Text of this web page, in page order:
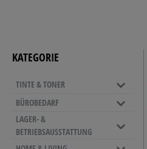
KATEGORIE
TINTE & TONER
BÜROBEDARF
ORDNER & ABLAGE
Sichthüllen
NAMENSSCHILDER &
LAGER- &
BETRIEBSAUSSTATTUNG
LEITERN